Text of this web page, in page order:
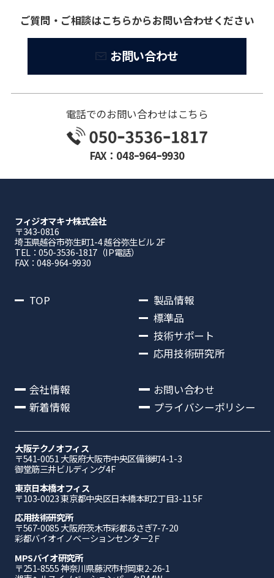
ご質問・ご相談はこちらからお問い合わせください
お問い合わせ
電話でのお問い合わせはこちら
FAX：048ｰ964ｰ9930
フィジオマキナ株式会社
〒343-0816
埼⽟県越⾕市弥⽣町1-4 越⾕弥⽣ビル 2F
TEL：050-3536-1817（IP電話）
FAX：048-964-9930
TOP
製品情報
標準品
技術サポート
応用技術研究所
会社情報
新着情報
お問い合わせ
プライバシーポリシー
大阪テクノオフィス
〒541-0051 ⼤阪府⼤阪市中央区備後町4-1-3
御堂筋三井ビルディング4F
東京日本橋オフィス
〒103-0023 東京都中央区日本橋本町2丁目3-11 5F
応⽤技術研究所
〒567-0085 ⼤阪府茨⽊市彩都あさぎ7-7-20
彩都バイオイノベーションセンター2Ｆ
MPSバイオ研究所
〒251-8555 神奈川県藤沢市村岡東2-26-1